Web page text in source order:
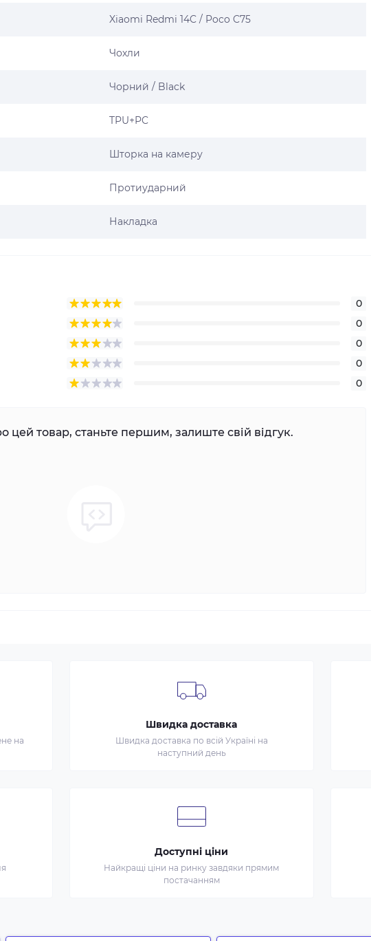
Xiaomi Redmi 14C / Poco C75
Чохли
Чорний / Black
TPU+PC
Шторка на камеру
Протиударний
Накладка
0
0
0
0
0
цей товар, станьте першим, залиште свій відгук.
на
Швидка доставка
Швидка доставка по всій Україні на
наступний день
Доступні ціни
Найкращі ціни на ринку завдяки прямим
постачанням